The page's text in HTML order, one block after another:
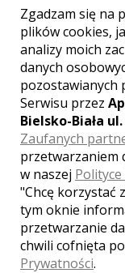
Zgadzam się na
plików cookies,
analizy moich
danych
pozostawianych
Serwisu przez
Bielsko-Biała
Zaufanych
przetwarzaniem
w naszej
"Chcę korzystać
tym oknie
przetwarzanie
chwili cofnięta
Prywatności.